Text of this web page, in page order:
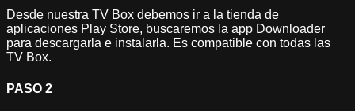
Desde nuestra TV Box debemos ir a la tienda de
aplicaciones Play Store, buscaremos la app Downloader
para descargarla e instalarla. Es compatible con todas las
TV Box.
PASO 2